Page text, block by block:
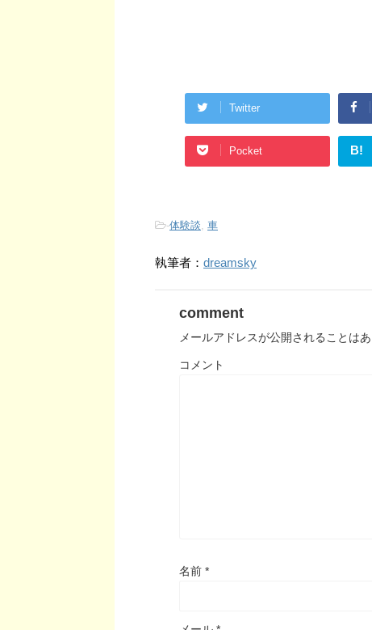
Twitter
Pocket B!
-体験談 車
執筆者： dreamsky
comment
メールアドレスが公開されることはあ
コメント
名前 *